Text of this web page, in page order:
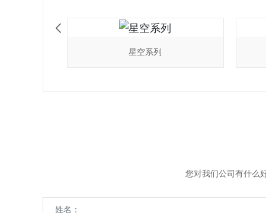
星空系列
您对我们公司有什么